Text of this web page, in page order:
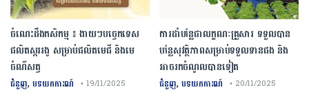
ការដាំបន្លែជាលក្ខណៈគ្រួសារ ទទួលបាន
បន្លែសុវត្ថិភាពសម្រាប់ទទួលទានផង និង
អាចរកចំណូលបានទៀត
ជំនួញ,បទយកការណ៍ • 20/11/2025
ចំណេះដឹងកសិកម្ម ៖ ងាយៗបច្ចេកទេស
ផលិតស្កររងូ សម្រាប់ផលិតមេជី និងមេ
ចំណីសត្វ
ជំនួញ,បទយកការណ៍ • 19/11/2025